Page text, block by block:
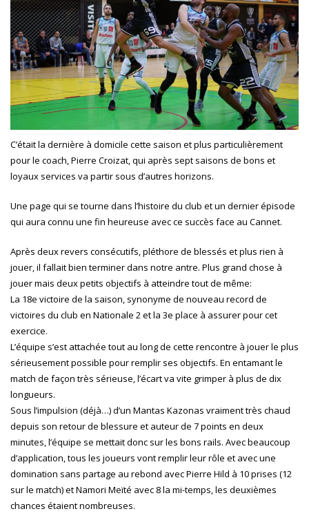
C’était la dernière à domicile cette saison et plus particulièrement
pour le coach, Pierre Croizat, qui après sept saisons de bons et
loyaux services va partir sous d’autres horizons.
Une page qui se tourne dans l’histoire du club et un dernier épisode
qui aura connu une fin heureuse avec ce succès face au Cannet.
Après deux revers consécutifs, pléthore de blessés et plus rien à
jouer, il fallait bien terminer dans notre antre. Plus grand chose à
jouer mais deux petits objectifs à atteindre tout de même:
La 18e victoire de la saison, synonyme de nouveau record de
victoires du club en Nationale 2 et la 3e place à assurer pour cet
exercice.
L’équipe s’est attachée tout au long de cette rencontre à jouer le plus
sérieusement possible pour remplir ses objectifs. En entamant le
match de façon très sérieuse, l’écart va vite grimper à plus de dix
longueurs.
Sous l’impulsion (déjà…) d’un Mantas Kazonas vraiment très chaud
depuis son retour de blessure et auteur de 7 points en deux
minutes, l’équipe se mettait donc sur les bons rails. Avec beaucoup
d’application, tous les joueurs vont remplir leur rôle et avec une
domination sans partage au rebond avec Pierre Hild à 10 prises (12
sur le match) et Namori Meïté avec 8 la mi-temps, les deuxièmes
chances étaient nombreuses.